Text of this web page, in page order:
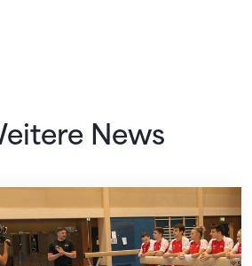
News
nach Zagreb